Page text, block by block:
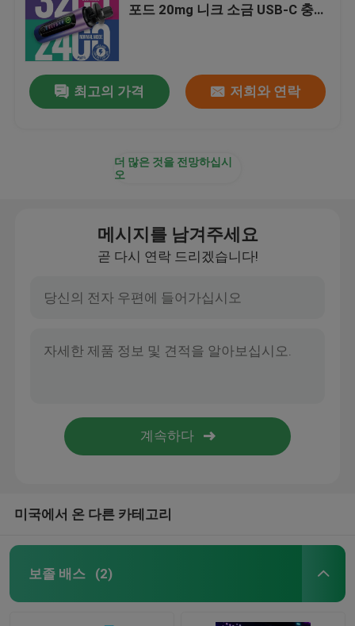
포드 20mg 니크 소금 USB-C 충전
최고의 가격 저희와 연락
더 많은 것을 전망하십시
오
메시지를 남겨주세요
곧 다시 연락 드리겠습니다!
미국에서 온 다른 카테고리
보졸 배스 (2)